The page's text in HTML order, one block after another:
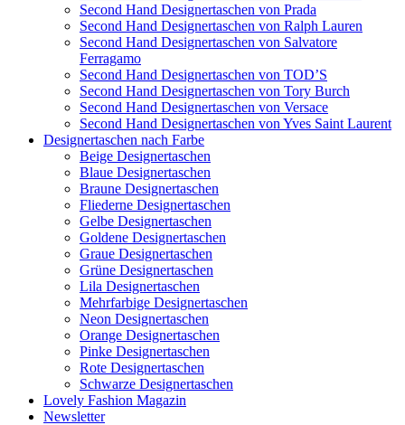
Second Hand Designertaschen von Prada
Second Hand Designertaschen von Ralph Lauren
Second Hand Designertaschen von Salvatore
Ferragamo
Second Hand Designertaschen von TOD’S
Second Hand Designertaschen von Tory Burch
Second Hand Designertaschen von Versace
Second Hand Designertaschen von Yves Saint Laurent
Designertaschen nach Farbe
Beige Designertaschen
Blaue Designertaschen
Braune Designertaschen
Fliederne Designertaschen
Gelbe Designertaschen
Goldene Designertaschen
Graue Designertaschen
Grüne Designertaschen
Lila Designertaschen
Mehrfarbige Designertaschen
Neon Designertaschen
Orange Designertaschen
Pinke Designertaschen
Rote Designertaschen
Schwarze Designertaschen
Lovely Fashion Magazin
Newsletter